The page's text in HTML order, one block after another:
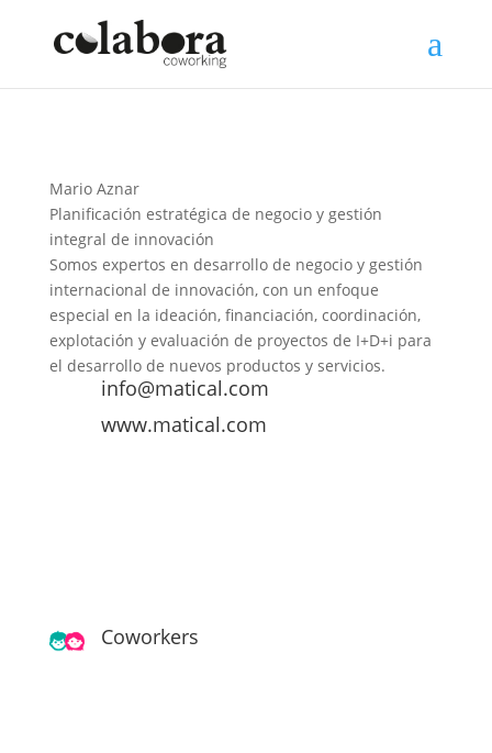
Mario Aznar
Planificación estratégica de negocio y gestión
integral de innovación
Somos expertos en desarrollo de negocio y gestión
internacional de innovación, con un enfoque
especial en la ideación, financiación, coordinación,
explotación y evaluación de proyectos de I+D+i para
el desarrollo de nuevos productos y servicios.
info@matical.com
www.matical.com
Coworkers